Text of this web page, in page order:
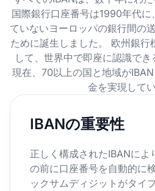
国際銀行口座番号は1990年代
ていないヨーロッパの銀行間の
ために誕生しました。 欧州銀行
して、世界中で即座に認識でき
現在、70以上の国と地域が
金を実現してい
IBANの重要性
正しく構成されたIBANによ
の前に口座番号を自動的に
ックサムディジットがタイ